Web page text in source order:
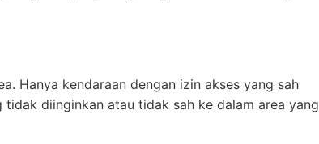
Hanya kendaraan dengan izin akses yang sah
diinginkan atau tidak sah ke dalam area yang